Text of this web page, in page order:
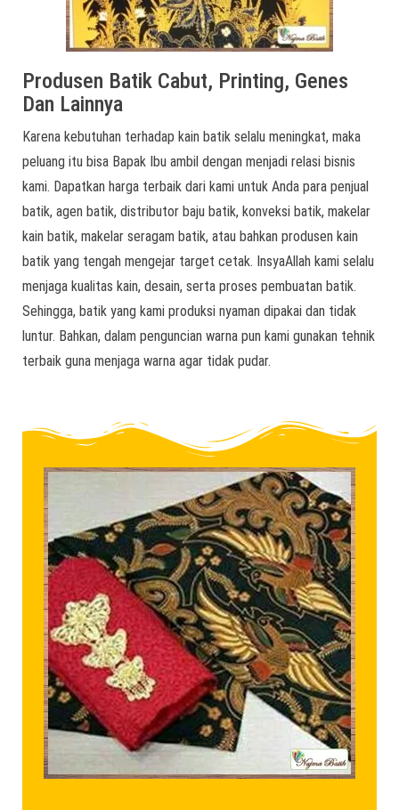
Produsen Batik Cabut, Printing, Genes
Dan Lainnya
Karena kebutuhan terhadap kain batik selalu meningkat, maka
peluang itu bisa Bapak Ibu ambil dengan menjadi relasi bisnis
kami. Dapatkan harga terbaik dari kami untuk Anda para penjual
batik, agen batik, distributor baju batik, konveksi batik, makelar
kain batik, makelar seragam batik, atau bahkan produsen kain
batik yang tengah mengejar target cetak. InsyaAllah kami selalu
menjaga kualitas kain, desain, serta proses pembuatan batik.
Sehingga, batik yang kami produksi nyaman dipakai dan tidak
luntur. Bahkan, dalam penguncian warna pun kami gunakan tehnik
terbaik guna menjaga warna agar tidak pudar.